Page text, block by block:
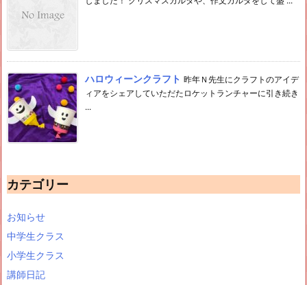
ハロウィーンクラフト 昨年Ｎ先生にクラフトのアイデ
ィアをシェアしていただたロケットランチャーに引き続き
...
カテゴリー
お知らせ
中学生クラス
小学生クラス
講師日記